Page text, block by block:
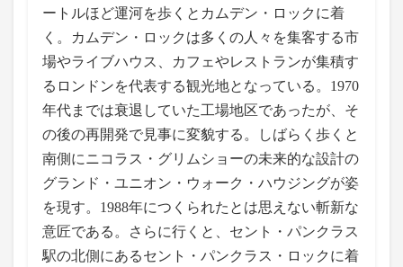
ートルほど運河を歩くとカムデン・ロックに着
く。カムデン・ロックは多くの人々を集客する市
場やライブハウス、カフェやレストランが集積す
るロンドンを代表する観光地となっている。1970
年代までは衰退していた工場地区であったが、そ
の後の再開発で見事に変貌する。しばらく歩くと
南側にニコラス・グリムショーの未来的な設計の
グランド・ユニオン・ウォーク・ハウジングが姿
を現す。1988年につくられたとは思えない斬新な
意匠である。さらに行くと、セント・パンクラス
駅の北側にあるセント・パンクラス・ロックに着